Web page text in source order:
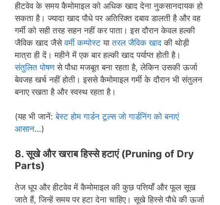
हीटवेव के समय कैमोमाइल को अधिक खाद देना नुकसानदायक हो
सकता है। ज्यादा खाद पौधे पर अतिरिक्त दबाव डालती है और वह
गर्मी को सही तरह सहन नहीं कर पाता। इस दौरान केवल हल्की
जैविक खाद जैसेवर्मी कम्पोस्ट यातरल जैविक खाद की थोड़ी
मात्रा ही दें। महीने में एक बार हल्की खाद पर्याप्त होती है।
संतुलित पोषणसे पौधा मजबूत बना रहता है, लेकिन उसकी ऊर्जा
बेवजह खर्च नहीं होती। इससे कैमोमाइल गर्मी के दौरान भी संतुलन
बनाए रखता है और स्वस्थ रहता है।
(यह भी जानें:बेस्ट होम गार्डन टूल्स जो गार्डनिंग को बनाएं
आसान…)
8.सूखे और खराब हिस्सेहटाएं (Pruning of Dry
Parts)
तेज धूप और हीटवेव में कैमोमाइल की कुछ पत्तियाँ और फूल सूख
जाते हैं, जिन्हें समय पर हटा देना चाहिए। सूखे हिस्से पौधे की ऊर्जा